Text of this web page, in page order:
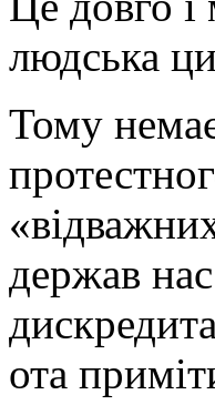
людська
Тому
держав
ота